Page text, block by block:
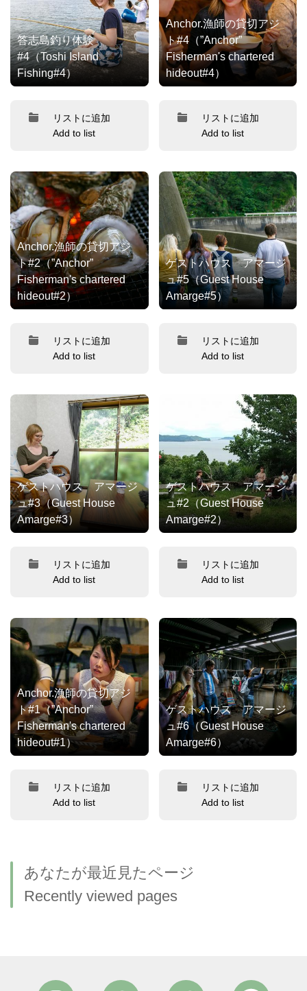
答志島釣り体験
#4（Toshi Island
Fishing#4）
リストに追加
Add to list
Anchor.漁師の貸切アジ
ト#4（”Anchor”
Fisherman's chartered
hideout#4）
リストに追加
Add to list
Anchor.漁師の貸切アジ
ト#2（”Anchor”
Fisherman's chartered
hideout#2）
リストに追加
Add to list
ゲストハウス アマージ
ュ#5（Guest House
Amarge#5）
リストに追加
Add to list
ゲストハウス アマージ
ュ#3（Guest House
Amarge#3）
リストに追加
Add to list
ゲストハウス アマージ
ュ#2（Guest House
Amarge#2）
リストに追加
Add to list
Anchor.漁師の貸切アジ
ト#1（”Anchor”
Fisherman's chartered
hideout#1）
リストに追加
Add to list
ゲストハウス アマージ
ュ#6（Guest House
Amarge#6）
リストに追加
Add to list
あなたが最近見たページ
Recently viewed pages